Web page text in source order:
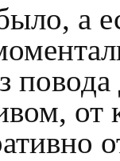
а
от